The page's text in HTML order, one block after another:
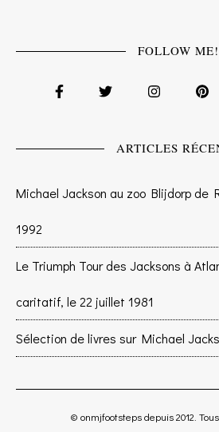
FOLLOW ME!
ARTICLES
Michael Jackson au zoo Blijdorp de
1992
Le Triumph Tour des Jacksons à
caritatif, le 22 juillet 1981
Sélection de livres sur Michael
© onmjfootsteps depuis 2012.